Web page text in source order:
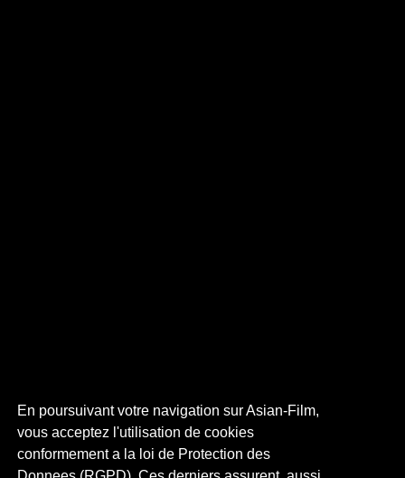
En poursuivant votre navigation sur Asian-Film,
vous acceptez l'utilisation de cookies
conformement a la loi de Protection des